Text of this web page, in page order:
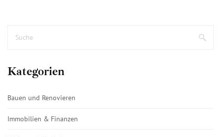
Kategorien
Bauen und Renovieren
Immobilien & Finanzen